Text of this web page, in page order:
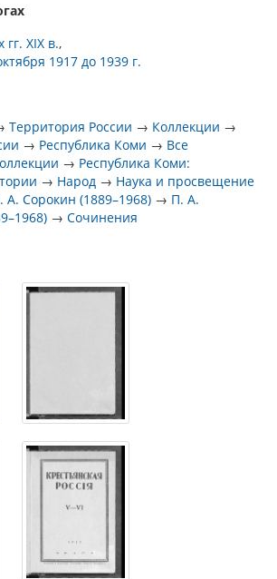
XIX в.
1917 до 1939 г.
Территория России → Коллекции →
→ Республика Коми → Все
→ Республика Коми:
→ Народ → Наука и просвещение
А. Сорокин (1889–1968) → П. А.
→Сочинения